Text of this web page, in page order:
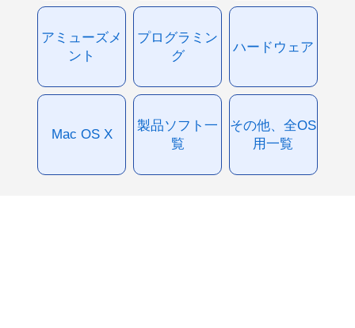
アミューズメ
ント
プログラミン
グ
ハードウェア
Mac OS X
製品ソフト一
覧
その他、全OS
用一覧